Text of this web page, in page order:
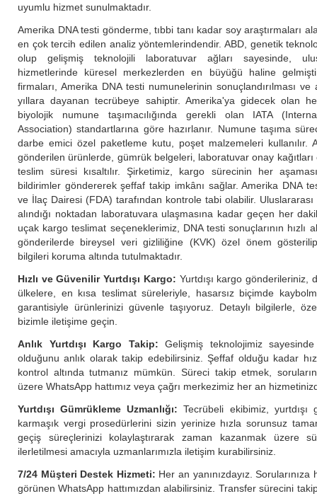
uyumlu hizmet sunulmaktadır.
Amerika DNA testi gönderme, tıbbi tanı kadar soy araştırmaları
en çok tercih edilen analiz yöntemlerindendir. ABD, genetik
olup gelişmiş teknolojili laboratuvar ağları sayesinde,
hizmetlerinde küresel merkezlerden en büyüğü haline
firmaları, Amerika DNA testi numunelerinin sonuçlandırılması
yıllara dayanan tecrübeye sahiptir. Amerika'ya gidecek olan
biyolojik numune taşımacılığında gerekli olan IATA
Association) standartlarına göre hazırlanır. Numune taşıma
darbe emici özel paketleme kutu, poşet malzemeleri kullanılır.
gönderilen ürünlerde, gümrük belgeleri, laboratuvar onay kağıtları
teslim süresi kısaltılır. Şirketimiz, kargo sürecinin her
bildirimler göndererek şeffaf takip imkânı sağlar. Amerika DNA
ve İlaç Dairesi (FDA) tarafından kontrole tabi olabilir. Uluslararası
alındığı noktadan laboratuvara ulaşmasına kadar geçen her
uçak kargo teslimat seçeneklerimiz, DNA testi sonuçlarının hızlı
gönderilerde bireysel veri gizliliğine (KVK) özel önem
bilgileri koruma altında tutulmaktadır.
Hızlı ve Güvenilir Yurtdışı Kargo: Yurtdışı kargo gönderileriniz,
ülkelere, en kısa teslimat süreleriyle, hasarsız biçimde
garantisiyle ürünlerinizi güvenle taşıyoruz. Detaylı bilgilerle,
bizimle iletişime geçin.
Anlık Yurtdışı Kargo Takip: Gelişmiş teknolojimiz
olduğunu anlık olarak takip edebilirsiniz. Şeffaf olduğu kadar
kontrol altında tutmanız mümkün. Süreci takip etmek,
üzere WhatsApp hattımız veya çağrı merkezimiz her an
Yurtdışı Gümrükleme Uzmanlığı: Tecrübeli ekibimiz, yurtdışı
karmaşık vergi prosedürlerini sizin yerinize hızla sorunsuz
geçiş süreçlerinizi kolaylaştırarak zaman kazanmak üzere
ilerletilmesi amacıyla uzmanlarımızla iletişim kurabilirsiniz.
7/24 Müşteri Destek Hizmeti: Her an yanınızdayız. Sorularınıza
görünen WhatsApp hattımızdan alabilirsiniz. Transfer sürecini